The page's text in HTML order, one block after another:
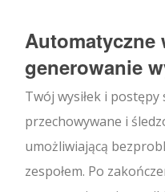
Automatyczne
generowanie
Twój wysiłek i postępy
przechowywane i
umożliwiającą
zespołem. Po